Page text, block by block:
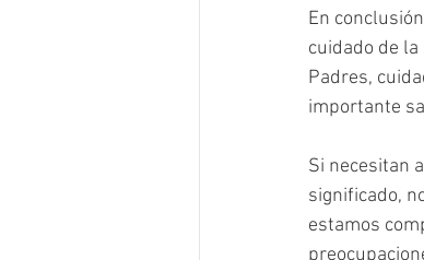
En
cuidado de
Padres,
importante
Si necesitan
significado,
estamos